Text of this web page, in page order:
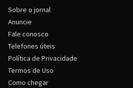
Sobre o jornal
Anuncie
Fale conosco
Telefones úteis
Política de Privacidade
Termos de Uso
Como chegar